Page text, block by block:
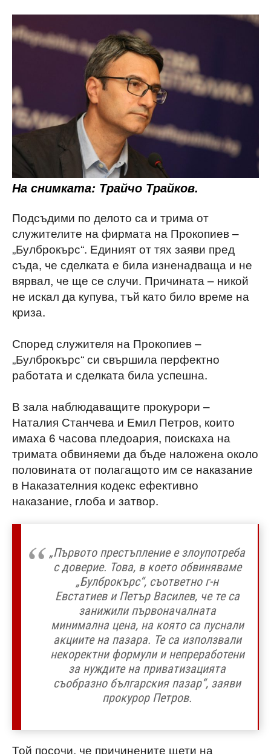
На снимката: Трайчо Трайков.
Подсъдими по делото са и трима от
служителите на фирмата на Прокопиев –
„Булброкърс“. Единият от тях заяви пред
съда, че сделката е била изненадваща и не
вярвал, че ще се случи. Причината – никой
не искал да купува, тъй като било време на
криза.
Според служителя на Прокопиев –
„Булброкърс“ си свършила перфектно
работата и сделката била успешна.
В зала наблюдаващите прокурори –
Наталия Станчева и Емил Петров, които
имаха 6 часова пледоария, поискаха на
тримата обвиняеми да бъде наложена около
половината от полагащото им се наказание
в Наказателния кодекс ефективно
наказание, глоба и затвор.
„Първото престъпление е злоупотреба
с доверие. Това, в което обвиняваме
„Булброкърс“, съответно г-н
Евстатиев и Петър Василев, че те са
занижили първоначалната
минимална цена, на която са пуснали
акциите на пазара. Те са използвали
некоректни формули и непреработени
за нуждите на приватизацията
съобразно българския пазар“, заяви
прокурор Петров.
Той посочи, че причинените щети на